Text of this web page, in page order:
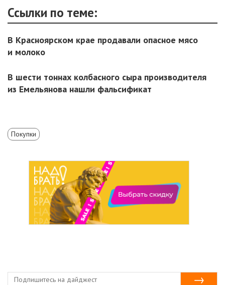
Ссылки по теме:
В Красноярском крае продавали опасное мясо
и молоко
В шести тоннах колбасного сыра производителя
из Емельянова нашли фальсификат
Покупки